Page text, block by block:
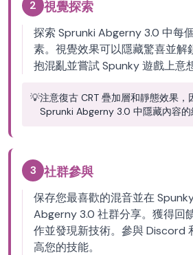
2 視覺探索
探索 Sprunki Abgerny 3.0 中每
素。視覺效果可以隱藏驚喜並解
抱混亂並嘗試 Spunky 遊戲上意
💡注意復古 CRT 疊加層和靜態效果，
Sprunki Abgerny 3.0 中隱藏內容的
3 社群參與
保存您最喜歡的混音並在
Abgerny 3.0 社群分享。獲得回
作並發現新技術。參與 Discord
高您的技能。